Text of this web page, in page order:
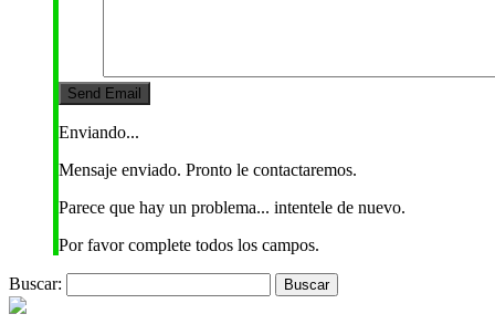
Enviando...
Mensaje enviado. Pronto le contactaremos.
Parece que hay un problema... intentele de nuevo.
Por favor complete todos los campos.
Buscar: